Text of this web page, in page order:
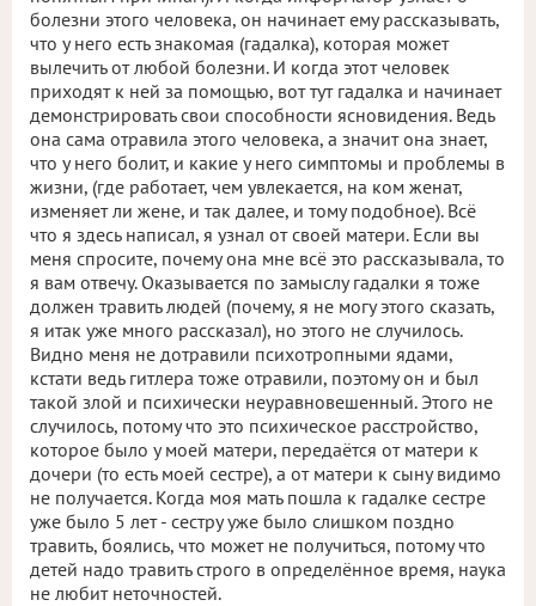
болезни этого человека, он начинает ему рассказывать,
что у него есть знакомая (гадалка), которая может
вылечить от любой болезни. И когда этот человек
приходят к ней за помощью, вот тут гадалка и начинает
демонстрировать свои способности ясновидения. Ведь
она сама отравила этого человека, а значит она знает,
что у него болит, и какие у него симптомы и проблемы в
жизни, (где работает, чем увлекается, на ком женат,
изменяет ли жене, и так далее, и тому подобное). Всё
что я здесь написал, я узнал от своей матери. Если вы
меня спросите, почему она мне всё это рассказывала, то
я вам отвечу. Оказывается по замыслу гадалки я тоже
должен травить людей (почему, я не могу этого сказать,
я итак уже много рассказал), но этого не случилось.
Видно меня не дотравили психотропными ядами,
кстати ведь гитлера тоже отравили, поэтому он и был
такой злой и психически неуравновешенный. Этого не
случилось, потому что это психическое расстройство,
которое было у моей матери, передаётся от матери к
дочери (то есть моей сестре), а от матери к сыну видимо
не получается. Когда моя мать пошла к гадалке сестре
уже было 5 лет - сестру уже было слишком поздно
травить, боялись, что может не получиться, потому что
детей надо травить строго в определённое время, наука
не любит неточностей.